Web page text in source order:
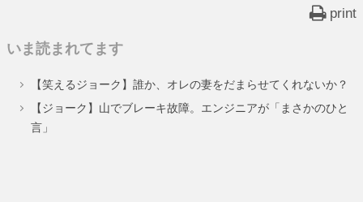
print
いま読まれてます
【笑えるジョーク】誰か、オレの妻をだまらせてくれないか？
【ジョーク】山でブレーキ故障。エンジニアが「まさかのひと
言」